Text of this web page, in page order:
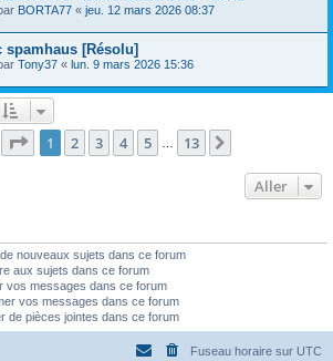
BORTA77 « jeu. 12 mars 2026 08:37
spamhaus [Résolu]
Tony37 « lun. 9 mars 2026 15:36
Page 1sur13
1 2 3 4 5 13
Aller
nouveaux sujets dans ce forum
aux sujets dans ce forum
vos messages dans ce forum
vos messages dans ce forum
de pièces jointes dans ce forum
Fuseau horaire sur UTC